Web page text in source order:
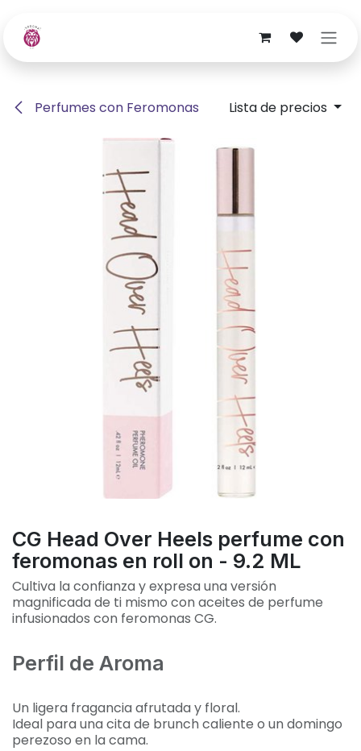
Perfumes con Feromonas Lista de precios
CG Head Over Heels perfume con
feromonas en roll on - 9.2 ML
Cultiva la confianza y expresa una versión
magnificada de ti mismo con aceites de perfume
infusionados con feromonas CG.
Perfil de Aroma
Un ligera fragancia afrutada y floral.
Ideal para una cita de brunch caliente o un domingo
perezoso en la cama.